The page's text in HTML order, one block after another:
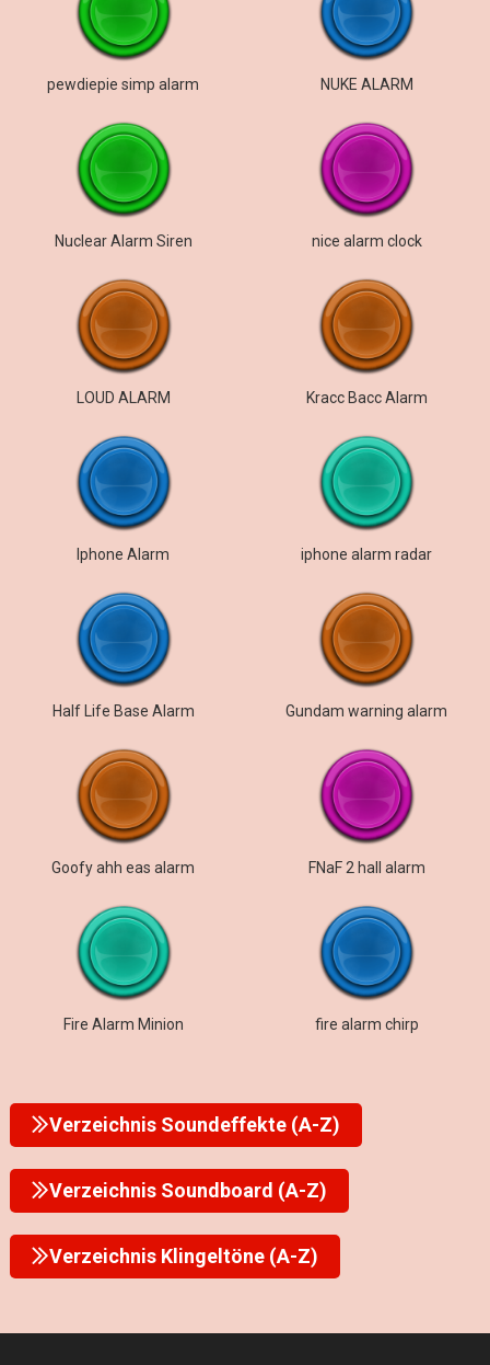
pewdiepie simp alarm NUKE ALARM
Nuclear Alarm Siren nice alarm clock
LOUD ALARM Kracc Bacc Alarm
Iphone Alarm iphone alarm radar
Half Life Base Alarm Gundam warning alarm
Goofy ahh eas alarm FNaF 2 hall alarm
Fire Alarm Minion fire alarm chirp
Verzeichnis Soundeffekte (A-Z)
Verzeichnis Soundboard (A-Z)
Verzeichnis Klingeltöne (A-Z)